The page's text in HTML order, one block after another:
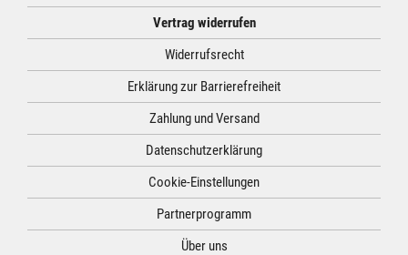
Vertrag widerrufen
Widerrufsrecht
Erklärung zur Barrierefreiheit
Zahlung und Versand
Datenschutzerklärung
Cookie-Einstellungen
Partnerprogramm
Über uns